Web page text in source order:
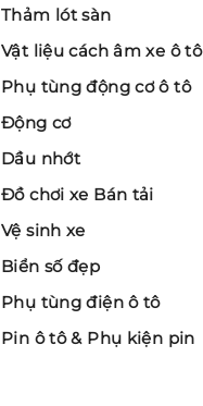
Thảm lót sàn
Vật liệu cách âm xe ô tô
Phụ tùng động cơ ô tô
Động cơ
Dầu nhớt
Đồ chơi xe Bán tải
Vệ sinh xe
Biển số đẹp
Phụ tùng điện ô tô
Pin ô tô & Phụ kiện pin